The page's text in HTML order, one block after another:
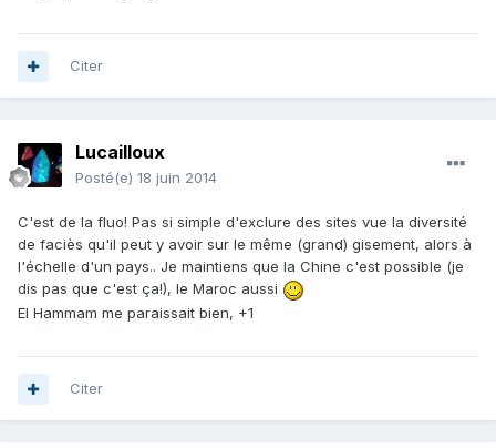
Citer
Lucailloux
Posté(e) 18 juin 2014
C'est de la fluo! Pas si simple d'exclure des sites vue la diversité
de faciès qu'il peut y avoir sur le même (grand) gisement, alors à
l'échelle d'un pays.. Je maintiens que la Chine c'est possible (je
dis pas que c'est ça!), le Maroc aussi
El Hammam me paraissait bien, +1
Citer